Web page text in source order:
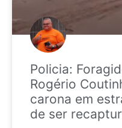
Policia:
Rogério
carona em
de ser